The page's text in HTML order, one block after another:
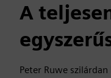
A
Peter Ruwe